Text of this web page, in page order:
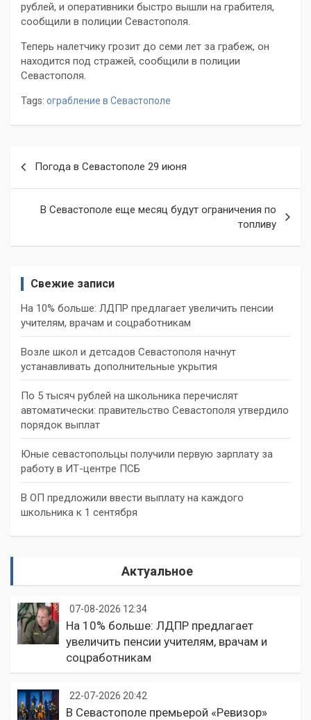
рублей, и оперативники быстро вышли на грабителя,
сообщили в полиции Севастополя.
Теперь налетчику грозит до семи лет за грабеж, он
находится под стражей, сообщили в полиции
Севастополя.
Tags: ограбление в Севастополе
записям
Погода в Севастополе 29 июня
В Севастополе еще месяц будут ограничения по
топливу
Свежие записи
На 10% больше: ЛДПР предлагает увеличить пенсии
учителям, врачам и соцработникам
Возле школ и детсадов Севастополя начнут
устанавливать дополнительные укрытия
По 5 тысяч рублей на школьника перечислят
автоматически: правительство Севастополя утвердило
порядок выплат
Юные севастопольцы получили первую зарплату за
работу в ИТ-центре ПСБ
В ОП предложили ввести выплату на каждого
школьника к 1 сентября
Актуальное
07-08-2026 12:34
На 10% больше: ЛДПР предлагает
увеличить пенсии учителям, врачам и
соцработникам
22-07-2026 20:42
В Севастополе премьерой «Ревизор»